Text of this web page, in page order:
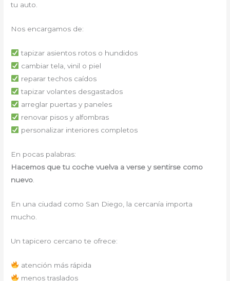
tu auto.
Nos encargamos de:
tapizar asientos rotos o hundidos
cambiar tela, vinil o piel
reparar techos caídos
tapizar volantes desgastados
arreglar puertas y paneles
renovar pisos y alfombras
personalizar interiores completos
En pocas palabras:
Hacemos que tu coche vuelva a verse y sentirse como
nuevo
En una ciudad como San Diego, la cercanía importa
mucho.
Un tapicero cercano te ofrece:
atención más rápida
menos traslados